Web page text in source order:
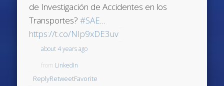
de Investigación de Accidentes en los
Transportes?#SAE…
https://t.co/NIp9xDE3uv
about 4 years ago
from LinkedIn
ReplyRetweetFavorite